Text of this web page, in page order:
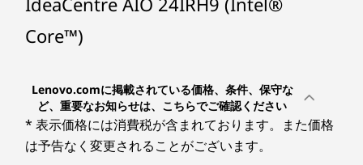
鮮やかな映像と臨場感あふれるサウンド
IdeaCentre AIO 24IRH9 は、 23.8型 FHD IPS液晶
SSD
512GB（PCIe NVMe/M.2）
CPU内蔵（インテル®UHD グラフィックス）
ディスプレイ
LEDバックライト付 23.8型 FHD IPS液晶（1920x1080ドッ
プライバシーシャッター（電子式））
-電源ボタン
Core™)
Lenovo.comに掲載されている価格、条件、保守な
ど、重要なお知らせは、こちらでご確認ください
* 表示価格には消費税が含まれております。また価格
は予告なく変更されることがございます。